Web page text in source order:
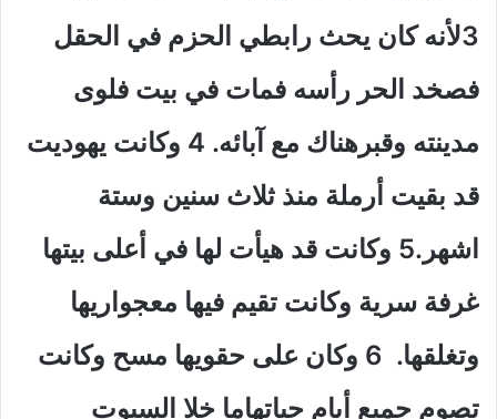
3لأنه كان يحث رابطي الحزم في الحقل
فصخد الحر رأسه فمات في بيت فلوى
مدينته وقبرهناك مع آبائه. 4 وكانت يهوديت
قد بقيت أرملة منذ ثلاث سنين وستة
اشهر.5 وكانت قد هيأت لها في أعلى بيتها
غرفة سرية وكانت تقيم فيها معجواريها
وتغلقها. 6 وكان على حقويها مسح وكانت
تصوم جميع أيام حياتهاما خلا السبوت